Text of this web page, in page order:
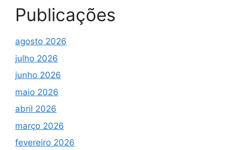
Publicações
agosto 2026
julho 2026
junho 2026
maio 2026
abril 2026
março 2026
fevereiro 2026